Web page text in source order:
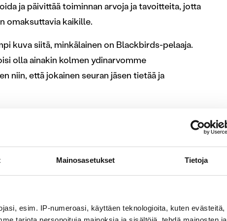
Mainosasetukset Tietoja
esim. IP-numeroasi, käyttäen teknologioita, kuten evästeitä,
ja päivittää toiminnan arvoja ja tavoitteita, jotta
omaksuttavia kaikille.
kuva siitä, minkälainen on Blackbirds-pelaaja.
olla ainakin kolmen ydinarvomme
niin, että jokainen seuran jäsen tietää ja
ja kehitystavoitteiden asettamisena. Seurassa
voidaan laajentaa koko seuran tasolle, jotta
ja valmentajille